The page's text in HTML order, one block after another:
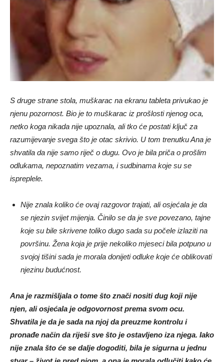
S druge strane stola, muškarac na ekranu tableta privukao je
njenu pozornost. Bio je to muškarac iz prošlosti njenog oca,
netko koga nikada nije upoznala, ali tko će postati ključ za
razumijevanje svega što je otac skrivio. U tom trenutku Ana je
shvatila da nije samo riječ o dugu. Ovo je bila priča o prošlim
odlukama, nepoznatim vezama, i sudbinama koje su se
ispreplele.
Nije znala koliko će ovaj razgovor trajati, ali osjećala je da
se njezin svijet mijenja. Činilo se da je sve povezano, tajne
koje su bile skrivene toliko dugo sada su počele izlaziti na
površinu. Žena koja je prije nekoliko mjeseci bila potpuno u
svojoj tišini sada je morala donijeti odluke koje će oblikovati
njezinu budućnost.
Ana je razmišljala o tome što znači nositi dug koji nije
njen, ali osjećala je odgovornost prema svom ocu.
Shvatila je da je sada na njoj da preuzme kontrolu i
pronađe način da riješi sve što je ostavljeno iza njega. Iako
nije znala što će se dalje dogoditi, bila je sigurna u jednu